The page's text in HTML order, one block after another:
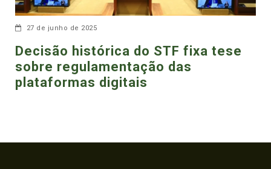
27 de junho de 2025
Decisão histórica do STF fixa tese
sobre regulamentação das
plataformas digitais